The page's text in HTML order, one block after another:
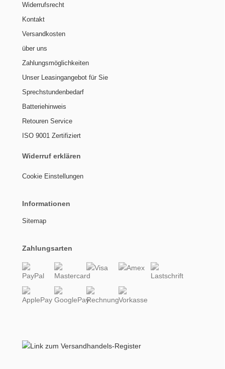
Widerrufsrecht
Kontakt
Versandkosten
über uns
Zahlungsmöglichkeiten
Unser Leasingangebot für Sie
Sprechstundenbedarf
Batteriehinweis
Retouren Service
ISO 9001 Zertifiziert
Widerruf erklären
Cookie Einstellungen
Informationen
Sitemap
Zahlungsarten